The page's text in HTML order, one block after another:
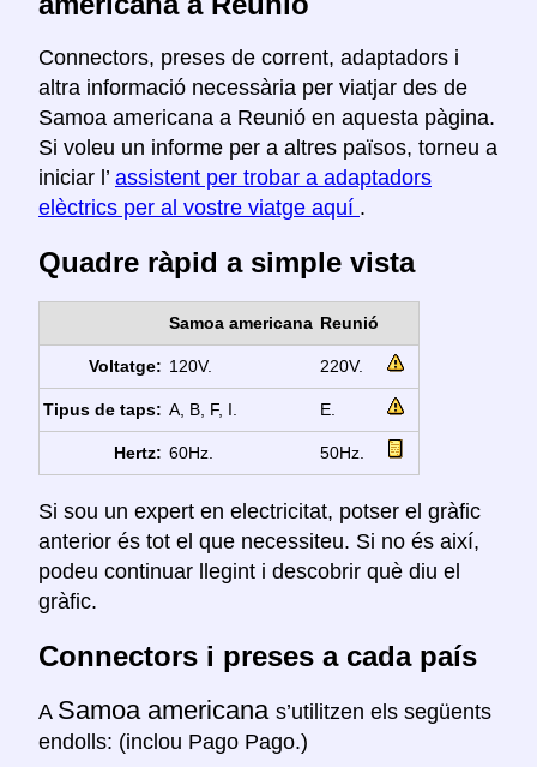
Connectors, preses de corrent, adaptadors i
altra informació necessària per viatjar des de
Samoa americana a Reunió en aquesta pàgina.
Si voleu un informe per a altres països, torneu a
iniciar l’ assistent per trobar a adaptadors
elèctrics per al vostre viatge aquí .
Quadre ràpid a simple vista
Samoa americana Reunió
Voltatge: 120V. 220V.
Tipus de taps: A, B, F, I. E.
Hertz: 60Hz. 50Hz.
Si sou un expert en electricitat, potser el gràfic
anterior és tot el que necessiteu. Si no és així,
podeu continuar llegint i descobrir què diu el
gràfic.
Connectors i preses a cada país
A Samoa americana s’utilitzen els següents
endolls: (inclou Pago Pago.)